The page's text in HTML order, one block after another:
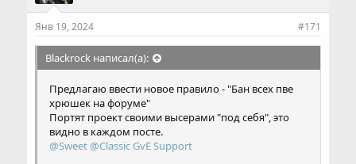
Янв 19, 2024 #171
Blackrock написал(а):
Предлагаю ввести новое правило - "Бан всех пве
хрюшек на форуме"
Портят проект своими высерами "под себя", это
видно в каждом посте.
@Sweet@Classic GvE Support